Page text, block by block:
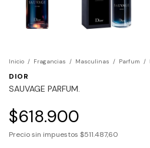
Inicio / Fragancias / Masculinas / Parfum /
DIOR
SAUVAGE PARFUM.
$618.900
Precio sin impuestos $511.487,60